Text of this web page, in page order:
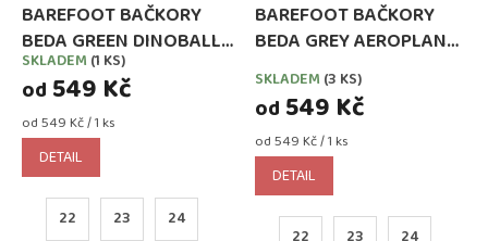
BAREFOOT BAČKORY
BEDA GREEN DINOBALL
ŠIRŠÍ TYP NOVÝ STŘIH
(BFN-170020/W)
Průměrné
hodnocení
produktu
je
3,7
hvězdiček.
SKLADEM (1 KS)
od 549 Kč
Měrná
cena:
od 549 Kč / 1 ks
DETAIL
22 23 24
BAREFOOT BAČKORY
BEDA GREY AEROPLANE
(LETADLA) ŠIRŠÍ TYP
NOVÝ STŘIH (BFN-
170020/W)
SKLADEM (3 KS)
od 549 Kč
Měrná
cena:
od 549 Kč / 1 ks
DETAIL